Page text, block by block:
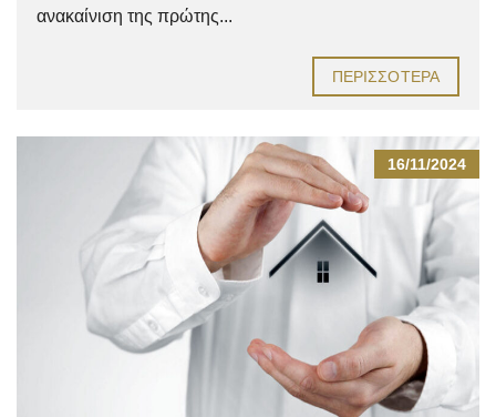
ανακαίνιση της πρώτης...
ΠΕΡΙΣΣΌΤΕΡΑ
16/11/2024